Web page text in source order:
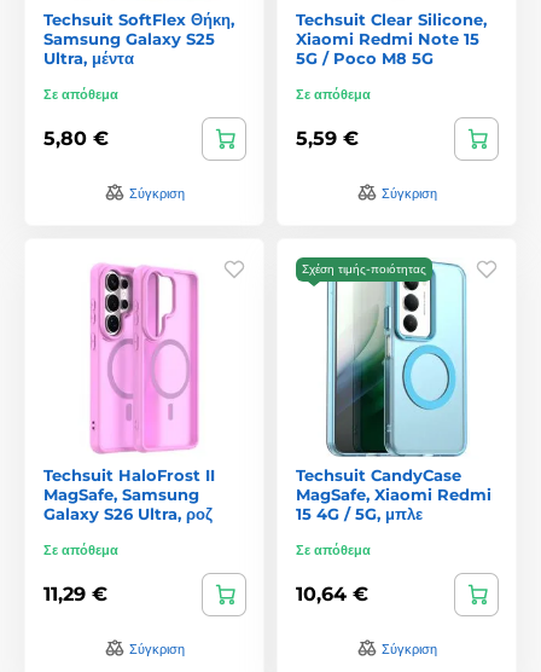
Techsuit SoftFlex Θήκη,
Samsung Galaxy S25
Ultra, μέντα
Σε απόθεμα
5,80 €
Σύγκριση
Techsuit Clear Silicone,
Xiaomi Redmi Note 15
5G / Poco M8 5G
Σε απόθεμα
5,59 €
Σύγκριση
Techsuit HaloFrost II
MagSafe, Samsung
Galaxy S26 Ultra, ροζ
Σε απόθεμα
11,29 €
Σύγκριση
Σχέση τιμής-ποιότητας
Techsuit CandyCase
MagSafe, Xiaomi Redmi
15 4G / 5G, μπλε
Σε απόθεμα
10,64 €
Σύγκριση